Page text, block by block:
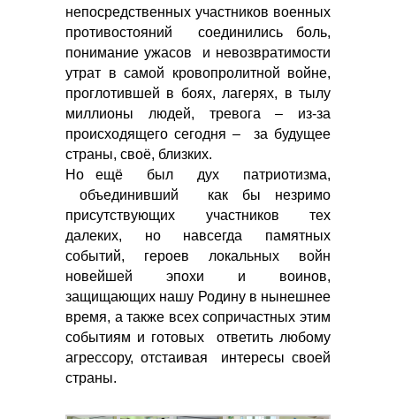
непосредственных участников военных
противостояний соединились боль,
понимание ужасов и невозвратимости
утрат в самой кровопролитной войне,
проглотившей в боях, лагерях, в тылу
миллионы людей, тревога – из-за
происходящего сегодня – за будущее
страны, своё, близких.
Но ещё был дух патриотизма,
объединивший как бы незримо
присутствующих участников тех
далеких, но навсегда памятных
событий, героев локальных войн
новейшей эпохи и воинов,
защищающих нашу Родину в нынешнее
время, а также всех сопричастных этим
событиям и готовых ответить любому
агрессору, отстаивая интересы своей
страны.